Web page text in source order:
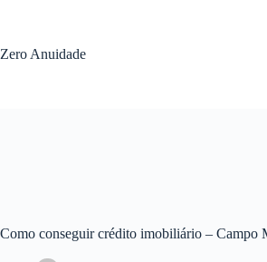
conteúdo
Zero Anuidade
Como conseguir crédito imobiliário – Campo